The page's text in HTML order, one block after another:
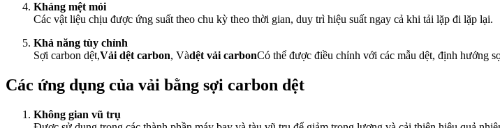
Kháng mệt mỏi
Các vật liệu chịu được ứng suất theo chu kỳ theo thời gian, duy trì hiệu suất ngay cả khi tải lặp đi lặp lại.
Khả năng tùy chỉnh
Sợi carbon dệt,Vải dệt carbon, Vàdệt vải carbonCó thể được điều chỉnh với các mẫu dệt, định hướng
Các ứng dụng của vải bằng sợi carbon dệt
Không gian vũ trụ